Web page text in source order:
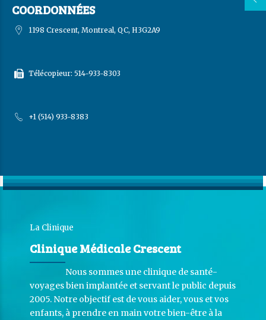
COORDONNÉES
1198 Crescent, Montreal, QC, H3G2A9
Télécopieur: 514-933-8303
+1 (514) 933-8383
La Clinique
Clinique Médicale Crescent
Nous sommes une clinique de santé-
voyages bien implantée et servant le public depuis
2005. Notre objectif est de vous aider, vous et vos
enfants, à prendre en main votre bien-être à la